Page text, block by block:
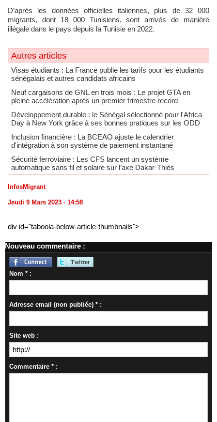
D’après les données officielles italiennes, plus de 32 000
migrants, dont 18 000 Tunisiens, sont arrivés de manière
illégale dans le pays depuis la Tunisie en 2022.
Autres articles
​Visas étudiants : La France publie les tarifs pour les étudiants
sénégalais et autres candidats africains
Neuf cargaisons de GNL en trois mois : Le projet GTA en
pleine accélération après un premier trimestre record
Développement durable : le Sénégal sélectionné pour l'Africa
Day à New York grâce à ses bonnes pratiques sur les ODD
​Inclusion financière : La BCEAO ajuste le calendrier
d'intégration à son système de paiement instantané
Sécurité ferroviaire : Les CFS lancent un système
automatique sans fil et solaire sur l’axe Dakar-Thiès
InfosMigrant
Jeudi 9 Mars 2023 - 14:58
div id="taboola-below-article-thumbnails">
Nouveau commentaire :
Nom * :
Adresse email (non publiée) * :
Site web :
Commentaire * :